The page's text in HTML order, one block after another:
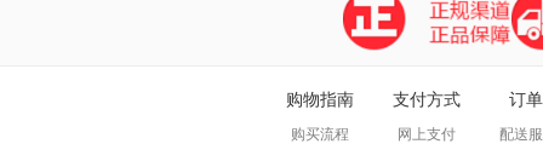
购物指南
购买流程
支付方式
网上支付
订
配送